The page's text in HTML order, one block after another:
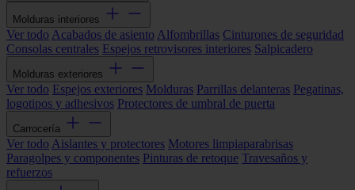
Molduras interiores
Ver todo Acabados de asiento Alfombrillas Cinturones de seguridad
Consolas centrales Espejos retrovisores interiores Salpicadero
Molduras exteriores
Ver todo Espejos exteriores Molduras Parrillas delanteras Pegatinas,
logotipos y adhesivos Protectores de umbral de puerta
Carrocería
Ver todo Aislantes y protectores Motores limpiaparabrisas
Paragolpes y componentes Pinturas de retoque Travesaños y
refuerzos